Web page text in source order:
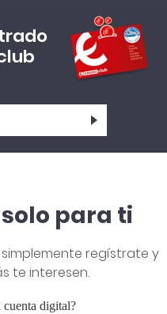
para ti
regístrate y
te interesen.
cuenta digital?